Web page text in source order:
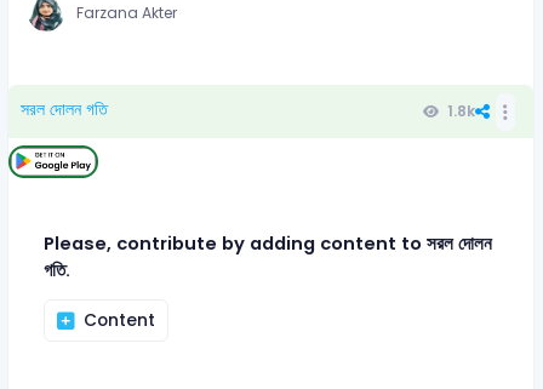
Farzana Akter
সরল দোলন গতি 1.8k
Please, contribute by adding content to সরল দোলন
গতি.
Content